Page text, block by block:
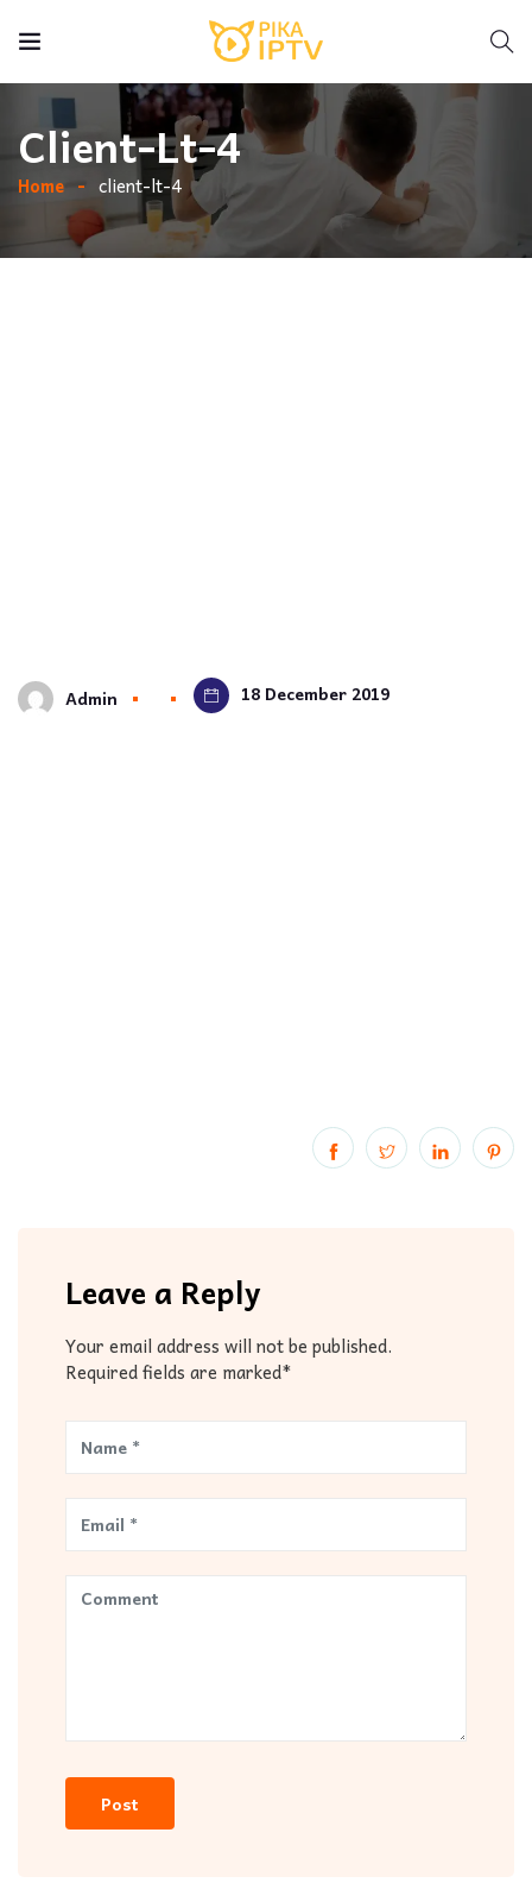
Client-Lt-4
Home client-lt-4
Admin 18 December 2019
Leave a Reply
Your email address will not be published.
Required fields are marked*